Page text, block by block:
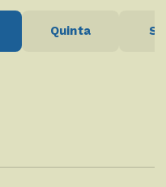
Quinta